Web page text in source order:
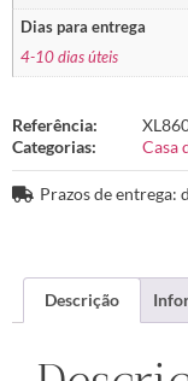
Dias para entrega
4-10 dias úteis
Referência:
Categorias:
Casa
Prazos de entrega:
Descrição